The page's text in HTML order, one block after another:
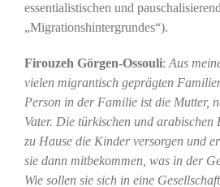
essentialistischen und
„Migrationshintergrundes“).
Firouzeh Görgen-Ossouli:Aus
vielen migrantisch geprägten
Person in der Familie ist die Mutter,
Vater. Die türkischen und arabischen
zu Hause die Kinder versorgen und
sie dann mitbekommen, was in der
Wie sollen sie sich in eine